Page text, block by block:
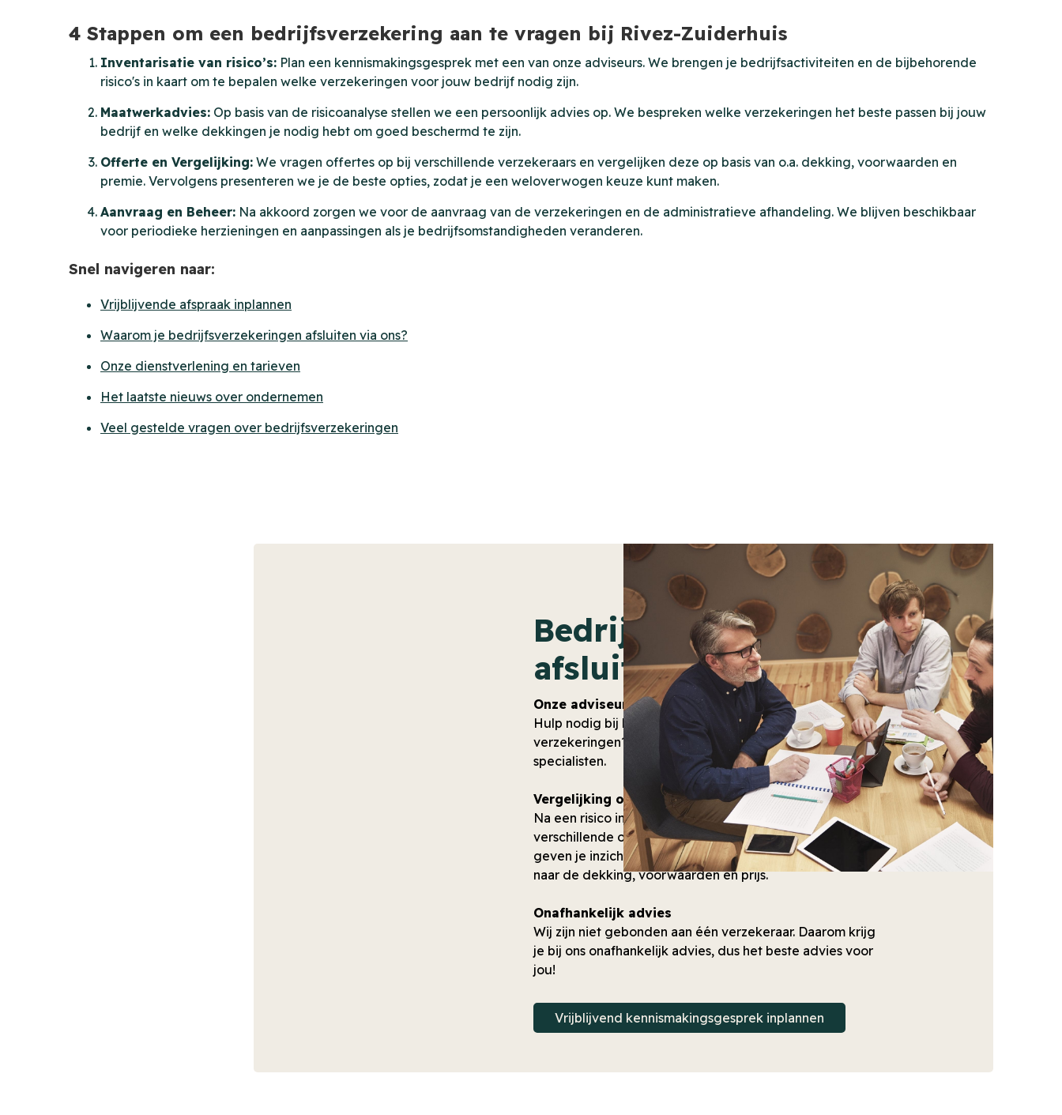
4 Stappen om een bedrijfsverzekering aan te vragen bij Rivez-Zuiderhuis
Inventarisatie van risico’s: Plan een kennismakingsgesprek met een van onze adviseurs. We brengen je bedrijfsactiviteiten en de bijbehorende
risico's in kaart om te bepalen welke verzekeringen voor jouw bedrijf nodig zijn.
Maatwerkadvies: Op basis van de risicoanalyse stellen we een persoonlijk advies op. We bespreken welke verzekeringen het beste passen bij jouw
bedrijf en welke dekkingen je nodig hebt om goed beschermd te zijn.
Offerte en Vergelijking: We vragen offertes op bij verschillende verzekeraars en vergelijken deze op basis van o.a. dekking, voorwaarden en
premie. Vervolgens presenteren we je de beste opties, zodat je een weloverwogen keuze kunt maken.
Aanvraag en Beheer: Na akkoord zorgen we voor de aanvraag van de verzekeringen en de administratieve afhandeling. We blijven beschikbaar
voor periodieke herzieningen en aanpassingen als je bedrijfsomstandigheden veranderen.
Snel navigeren naar:
Vrijblijvende afspraak inplannen
Waarom je bedrijfsverzekeringen afsluiten via ons?
Onze dienstverlening en tarieven
Het laatste nieuws over ondernemen
Veel gestelde vragen over bedrijfsverzekeringen
Bedrijfsverzekeringen
afsluiten
Onze adviseurs staan voor je klaar
Hulp nodig bij het afsluiten en kiezen van de juiste
verzekeringen?
mail
met onze zakelijke
specialisten.
Vergelijking op basis van jouw persoonlijke situatie
Na een risico inventarisatie, vergelijken wij de
verschillende opties bij meerdere verzekeraars; we
geven je inzicht in het beste aanbod voor jou. We kijken
naar de dekking, voorwaarden en prijs.
Onafhankelijk advies
Wij zijn niet gebonden aan één verzekeraar. Daarom krijg
je bij ons onafhankelijk advies, dus het beste advies voor
jou!
Vrijblijvend kennismakingsgesprek inplannen